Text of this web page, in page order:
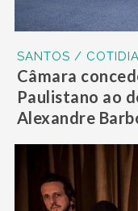
SANTOS /
Câmara
Paulistano ao
Alexandre